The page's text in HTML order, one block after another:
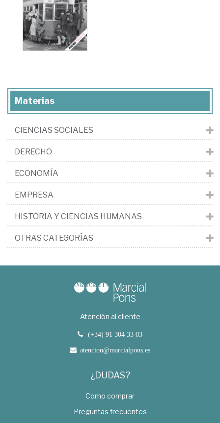
Materias
CIENCIAS SOCIALES
DERECHO
ECONOMÍA
EMPRESA
HISTORIA Y CIENCIAS HUMANAS
OTRAS CATEGORÍAS
Atención al cliente
(+34) 91 304 33 03
atencion@marcialpons.es
¿DUDAS?
Como comprar
Preguntas frecuentes